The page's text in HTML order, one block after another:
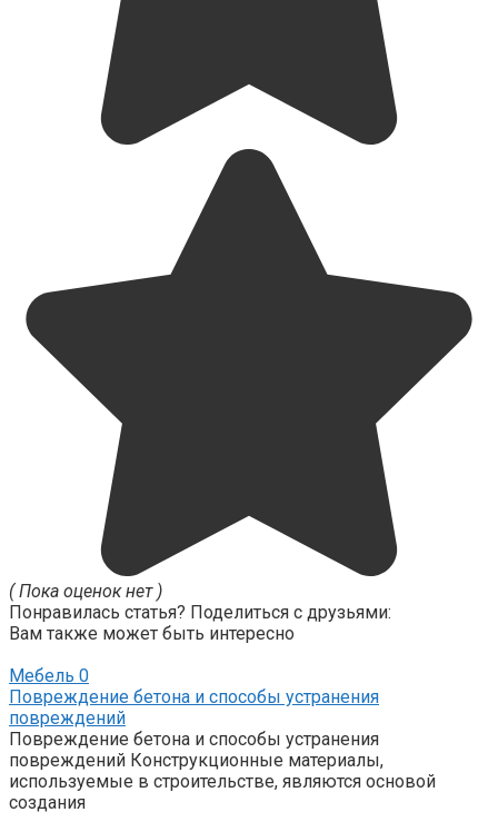
( Пока оценок нет )
Понравилась статья? Поделиться с друзьями:
Вам также может быть интересно
Мебель 0
Повреждение бетона и способы устранения
повреждений
Повреждение бетона и способы устранения
повреждений Конструкционные материалы,
используемые в строительстве, являются основой
создания